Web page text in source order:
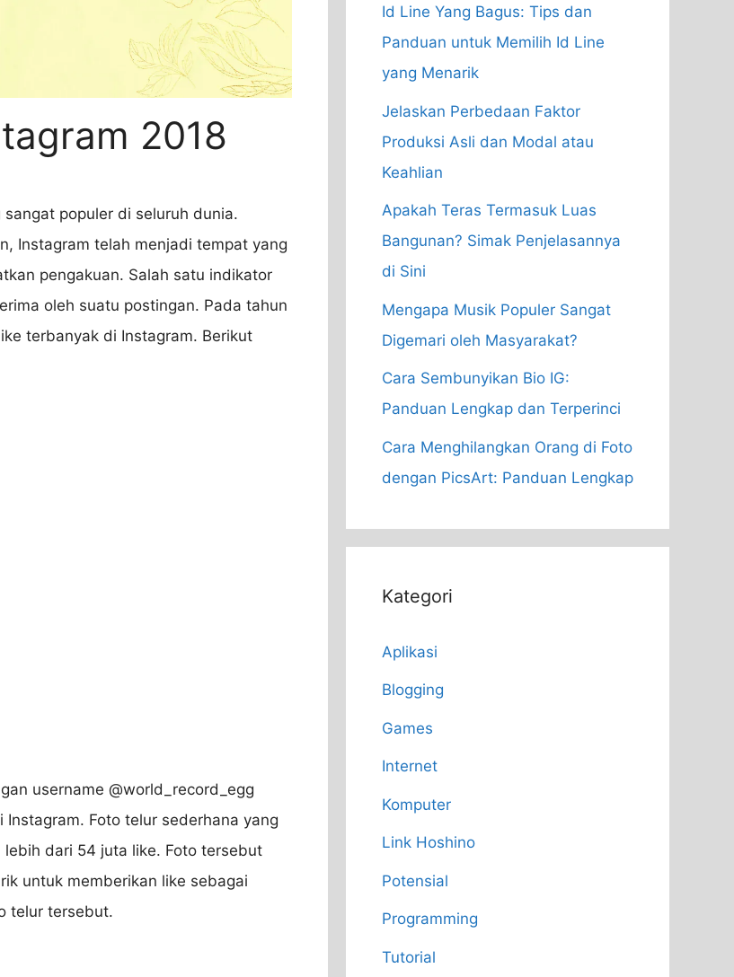
2018
populer di seluruh dunia.
Instagram telah menjadi tempat yang
pengakuan. Salah satu indikator
oleh suatu postingan. Pada tahun
terbanyak di Instagram. Berikut
username @world_record_egg
Foto telur sederhana yang
dari 54 juta like. Foto tersebut
untuk memberikan like sebagai
telur tersebut.
Id Line Yang Bagus: Tips dan
Panduan untuk Memilih Id Line
yang Menarik
Jelaskan Perbedaan Faktor
Produksi Asli dan Modal atau
Keahlian
Apakah Teras Termasuk Luas
Bangunan? Simak Penjelasannya
di Sini
Mengapa Musik Populer Sangat
Digemari oleh Masyarakat?
Cara Sembunyikan Bio IG:
Panduan Lengkap dan Terperinci
Cara Menghilangkan Orang di Foto
dengan PicsArt: Panduan Lengkap
Kategori
Aplikasi
Blogging
Games
Internet
Komputer
Link Hoshino
Potensial
Programming
Tutorial